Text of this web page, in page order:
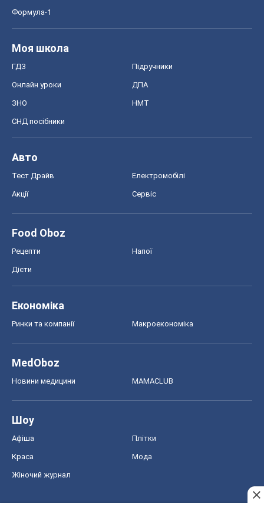
Формула-1
Моя школа
ГДЗ Підручники
Онлайн уроки ДПА
ЗНО НМТ
СНД посібники
Авто
Тест Драйв Електромобілі
Акції Сервіс
Food Oboz
Рецепти Напої
Дієти
Економіка
Ринки та компанії Макроекономіка
MedOboz
Новини медицини MAMACLUB
Шоу
Афіша Плітки
Краса Мода
Жіночий журнал